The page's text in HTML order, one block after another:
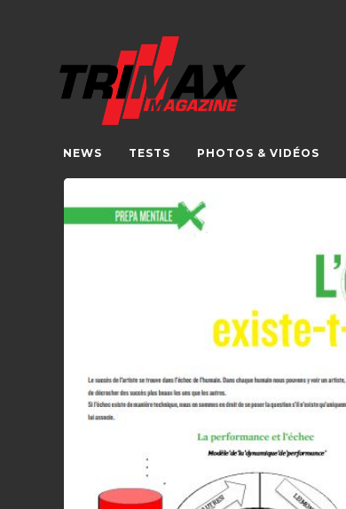
NEWS TESTS PHOTOS & VIDÉOS